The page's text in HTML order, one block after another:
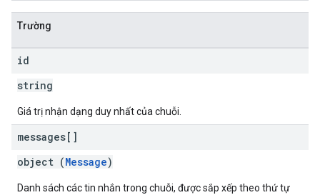
Trường
id
string
Giá trị nhận dạng duy nhất của chuỗi.
messages[]
object (Message)
Danh sách các tin nhắn trong chuỗi, được sắp xếp theo thứ tự